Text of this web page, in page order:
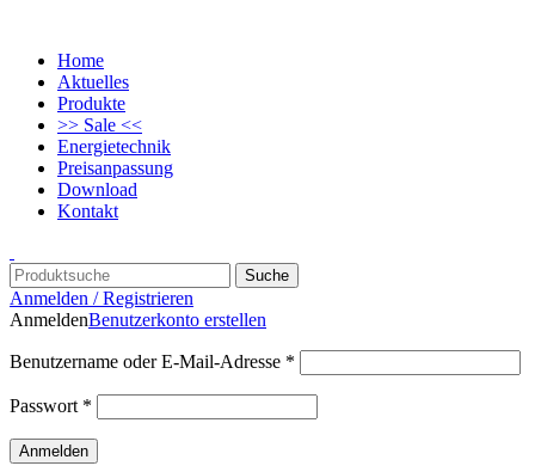
Home
Aktuelles
Produkte
>> Sale <<
Energietechnik
Preisanpassung
Download
Kontakt
Suche
Anmelden / Registrieren
AnmeldenBenutzerkonto erstellen
Benutzername oder E-Mail-Adresse *
Passwort *
Anmelden